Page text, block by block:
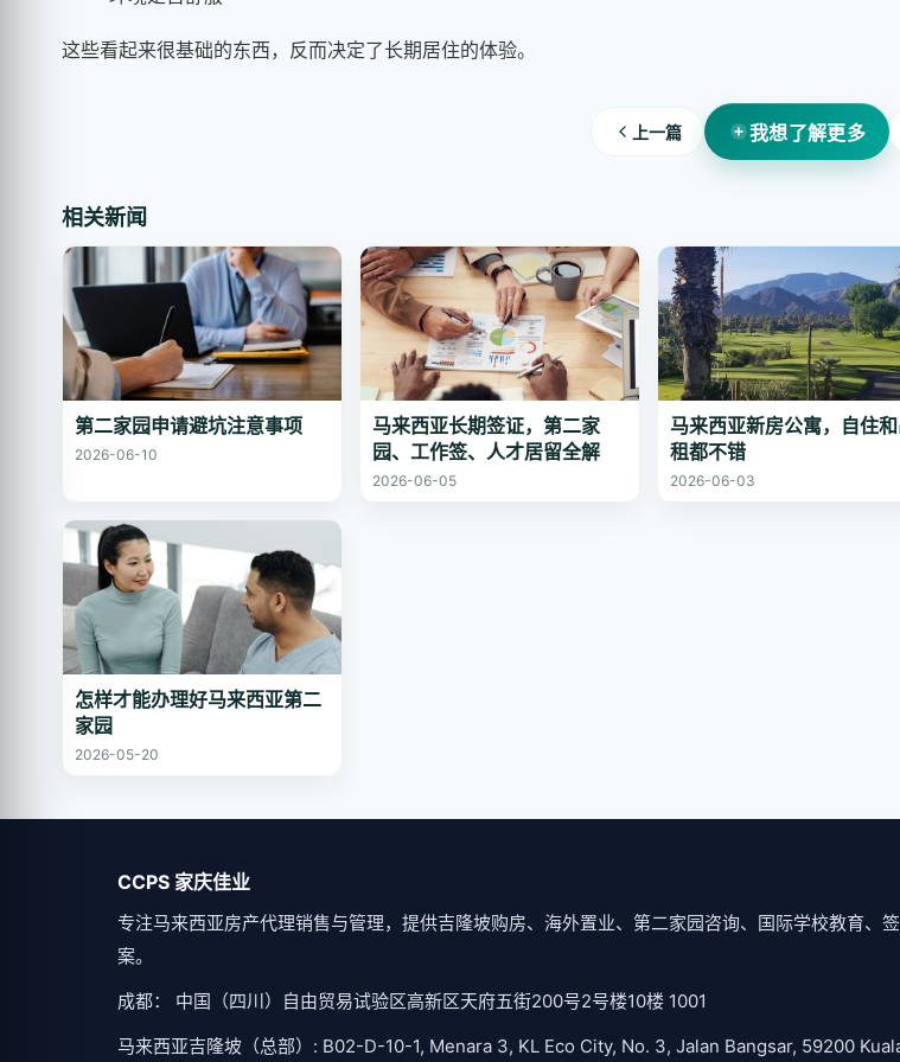
这些看起来很基础的东西，反而决定了长期居住的体验。
上一篇 我想了解更多
相关新闻
第二家园申请避坑注意事项
2026-06-10
马来西亚长期签证，第二家
园、工作签、人才居留全解
2026-06-05
马来西亚新房公寓，自住
租都不错
2026-06-03
怎样才能办理好马来西亚第二
家园
2026-05-20
CCPS 家庆佳业
专注马来西亚房产代理销售与管理，提供吉隆坡购房、海外置业、第二家园咨询、国际学校教育、
案。
成都： 中国（四川）自由贸易试验区高新区天府五街200号2号楼10楼 1001
马来西亚吉隆坡（总部）: B02-D-10-1, Menara 3, KL Eco City, No. 3, Jalan Bangsar, 59200